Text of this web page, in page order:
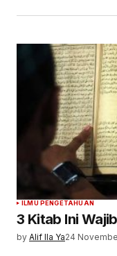
ILMU PENGETAHUAN
3 Kitab Ini
by Alif Ila Ya24